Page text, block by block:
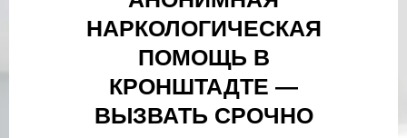
НАРКОЛОГИЧЕСКАЯ
ПОМОЩЬ В
КРОНШТАДТЕ —
ВЫЗВАТЬ СРОЧНО